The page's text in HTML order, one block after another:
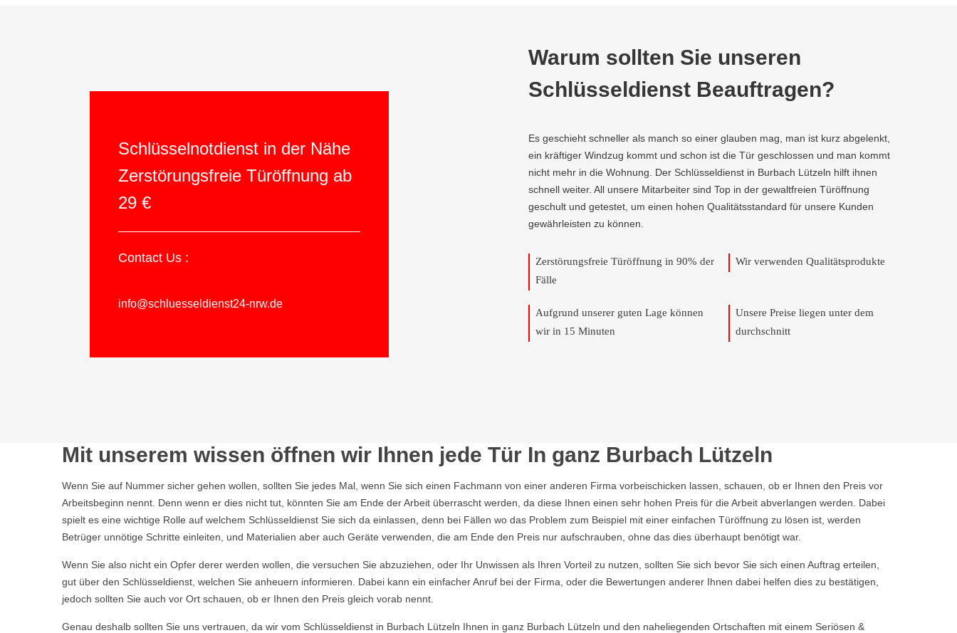
Schlüsselnotdienst in der Nähe
Zerstörungsfreie Türöffnung ab
29 €
Contact Us :
info@schluesseldienst24-nrw.de
Warum sollten Sie unseren
Schlüsseldienst Beauftragen?
Es geschieht schneller als manch so einer glauben mag, man ist kurz abgelenkt,
ein kräftiger Windzug kommt und schon ist die Tür geschlossen und man kommt
nicht mehr in die Wohnung. Der Schlüsseldienst in Burbach Lützeln hilft ihnen
schnell weiter. All unsere Mitarbeiter sind Top in der gewaltfreien Türöffnung
geschult und getestet, um einen hohen Qualitätsstandard für unsere Kunden
gewährleisten zu können.
Zerstörungsfreie Türöffnung in 90% der
Fälle
Wir verwenden Qualitätsprodukte
Aufgrund unserer guten Lage können
wir in 15 Minuten
Unsere Preise liegen unter dem
durchschnitt
Mit unserem wissen öffnen wir Ihnen jede Tür In ganz Burbach Lützeln
Wenn Sie auf Nummer sicher gehen wollen, sollten Sie jedes Mal, wenn Sie sich einen Fachmann von einer anderen Firma vorbeischicken lassen, schauen, ob er Ihnen den Preis vor
Arbeitsbeginn nennt. Denn wenn er dies nicht tut, könnten Sie am Ende der Arbeit überrascht werden, da diese Ihnen einen sehr hohen Preis für die Arbeit abverlangen werden. Dabei
spielt es eine wichtige Rolle auf welchem Schlüsseldienst Sie sich da einlassen, denn bei Fällen wo das Problem zum Beispiel mit einer einfachen Türöffnung zu lösen ist, werden
Betrüger unnötige Schritte einleiten, und Materialien aber auch Geräte verwenden, die am Ende den Preis nur aufschrauben, ohne das dies überhaupt benötigt war.
Wenn Sie also nicht ein Opfer derer werden wollen, die versuchen Sie abzuziehen, oder Ihr Unwissen als Ihren Vorteil zu nutzen, sollten Sie sich bevor Sie sich einen Auftrag erteilen,
gut über den Schlüsseldienst, welchen Sie anheuern informieren. Dabei kann ein einfacher Anruf bei der Firma, oder die Bewertungen anderer Ihnen dabei helfen dies zu bestätigen,
jedoch sollten Sie auch vor Ort schauen, ob er Ihnen den Preis gleich vorab nennt.
Genau deshalb sollten Sie uns vertrauen, da wir vom Schlüsseldienst in Burbach Lützeln Ihnen in ganz Burbach Lützeln und den naheliegenden Ortschaften mit einem Seriösen &